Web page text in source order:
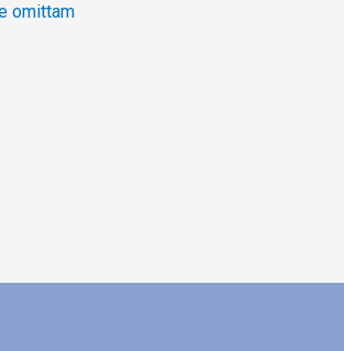
omittam